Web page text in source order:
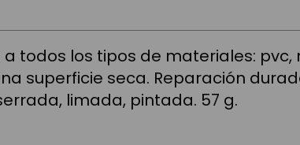
todos los tipos de materiales: pvc,
superficie seca. Reparación
limada, pintada. 57 g.